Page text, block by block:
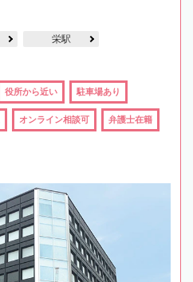
栄駅
役所から近い 駐車場あり
オンライン相談可 弁護士在籍